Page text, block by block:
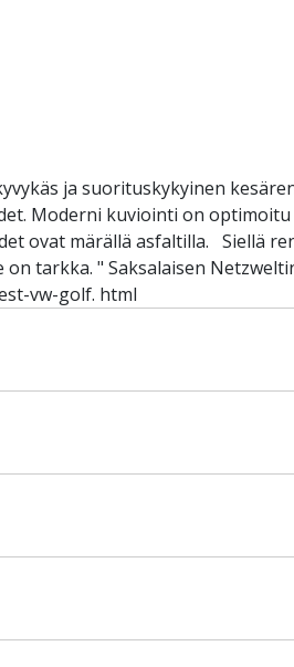
ja suorituskykyinen
Moderni kuviointi on
ovat märällä asfaltilla. Siellä
tarkka. " Saksalaisen
vw-golf. html